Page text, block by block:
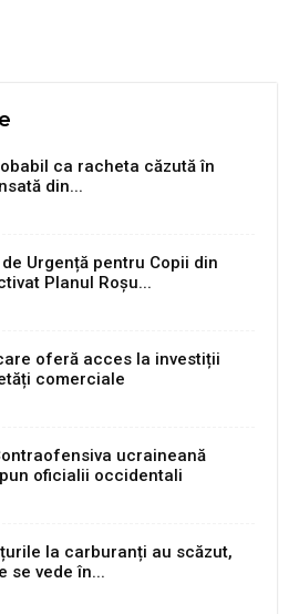
ca racheta căzută în
din...
Urgență pentru Copii din
Planul Roșu...
oferă acces la investiții
comerciale
ucraineană
oficialii occidentali
la carburanți au scăzut,
se vede în...